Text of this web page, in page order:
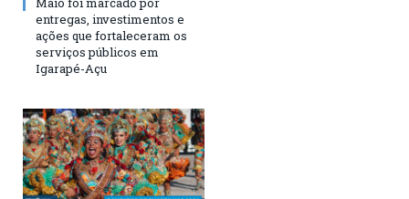
entregas, investimentos e
ações que fortaleceram os
serviços públicos em
Igarapé-Açu